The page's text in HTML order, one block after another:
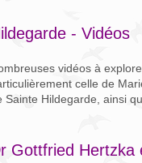
- Vidéos
vidéos à
celle de
Sainte Hildegarde, ainsi
Gottfried Hertzka